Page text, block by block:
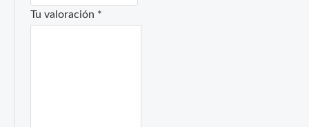
Tu valoración *